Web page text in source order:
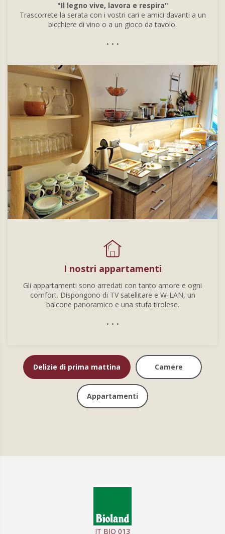
"Il legno vive, lavora e respira"
Trascorrete la serata con i vostri cari e amici davanti a un
bicchiere di vino o a un gioco da tavolo.
. . .
I nostri appartamenti
Gli appartamenti sono arredati con tanto amore e ogni
comfort. Dispongono di TV satellitare e W-LAN, un
balcone panoramico e una stufa tirolese.
. . .
Delizie di prima mattina Camere
Appartamenti
IT BIO 013